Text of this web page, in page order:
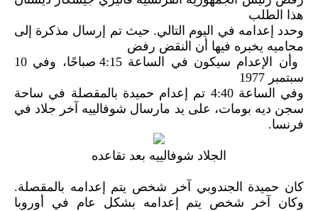
هذا الطلب
وحدد إعدامه في اليوم التالي. حيث تم إرسال مذكرة إلى
محاميه يخبره فيها أن النقض رفض
وأن الإعدام سيكون في الساعة 4:15 صباحًا، وفي 10
سبتمبر 1977
وفي الساعة 4:40 تم إعدام حميدة بالمقصلة في ساحة
سجن ديه بومات، على يد مارسال شوفالييه آخر جلاد في
فرنسا.
الجلاد شوفالييه بعد تقاعده
كان حميدة الجندوبي آخر شخص يتم إعدامه بالمقصلة.
وكان آخر شخص يتم إعدامه بشكل عام في أوروبا